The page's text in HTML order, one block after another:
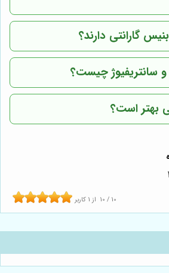
گارانتی دارند؟
سانتریفیوژ چیست؟
بهتر است؟
10 / 10 از 1 کاربر